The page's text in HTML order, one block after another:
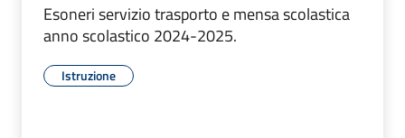
Esoneri servizio trasporto e mensa scolastica
anno scolastico 2024-2025.
Istruzione